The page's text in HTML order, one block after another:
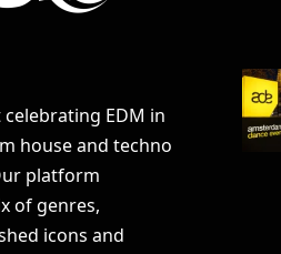
EDM in
house and techno
platform
of genres,
icons and